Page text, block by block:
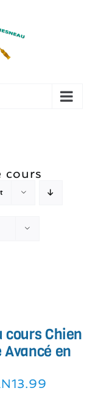
cours
cours Chien
en
13.99